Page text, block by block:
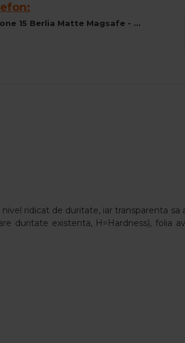
Husa spate pentru iPhone 15 Berlia Matte Magsafe - Semitransparent/Gri
ridicat de duritate, iar transparenta sa
duritate existenta, H=Hardness), folia